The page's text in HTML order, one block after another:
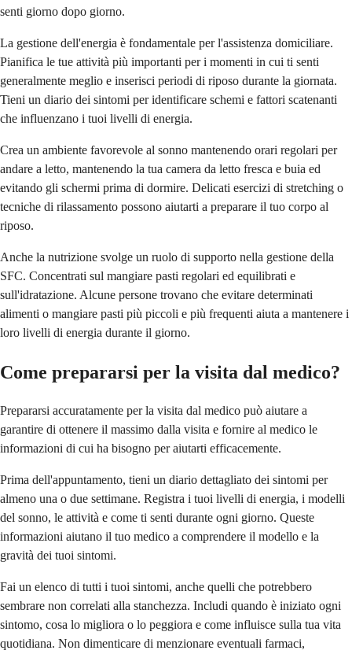
senti giorno dopo giorno.
La gestione dell'energia è fondamentale per l'assistenza domiciliare.
Pianifica le tue attività più importanti per i momenti in cui ti senti
generalmente meglio e inserisci periodi di riposo durante la giornata.
Tieni un diario dei sintomi per identificare schemi e fattori scatenanti
che influenzano i tuoi livelli di energia.
Crea un ambiente favorevole al sonno mantenendo orari regolari per
andare a letto, mantenendo la tua camera da letto fresca e buia ed
evitando gli schermi prima di dormire. Delicati esercizi di stretching o
tecniche di rilassamento possono aiutarti a preparare il tuo corpo al
riposo.
Anche la nutrizione svolge un ruolo di supporto nella gestione della
SFC. Concentrati sul mangiare pasti regolari ed equilibrati e
sull'idratazione. Alcune persone trovano che evitare determinati
alimenti o mangiare pasti più piccoli e più frequenti aiuta a mantenere i
loro livelli di energia durante il giorno.
Come prepararsi per la visita dal medico?
Prepararsi accuratamente per la visita dal medico può aiutare a
garantire di ottenere il massimo dalla visita e fornire al medico le
informazioni di cui ha bisogno per aiutarti efficacemente.
Prima dell'appuntamento, tieni un diario dettagliato dei sintomi per
almeno una o due settimane. Registra i tuoi livelli di energia, i modelli
del sonno, le attività e come ti senti durante ogni giorno. Queste
informazioni aiutano il tuo medico a comprendere il modello e la
gravità dei tuoi sintomi.
Fai un elenco di tutti i tuoi sintomi, anche quelli che potrebbero
sembrare non correlati alla stanchezza. Includi quando è iniziato ogni
sintomo, cosa lo migliora o lo peggiora e come influisce sulla tua vita
quotidiana. Non dimenticare di menzionare eventuali farmaci,